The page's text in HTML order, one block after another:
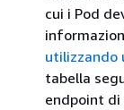
cui i Pod
utilizzando
tabella
endpoint di